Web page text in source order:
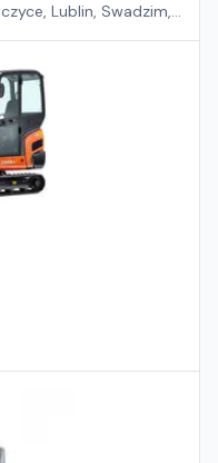
Lublin, Swadzim,